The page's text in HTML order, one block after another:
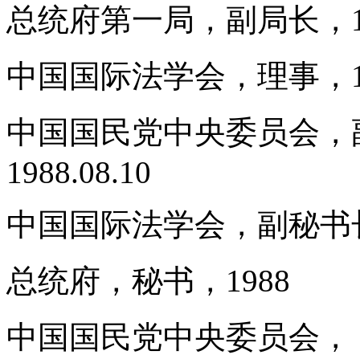
总统府第一局，副局长，
中国国际法学会，理事，
中国国民党中央委员会，
1988.08.10
中国国际法学会，副秘书
总统府，秘书，1988
中国国民党中央委员会